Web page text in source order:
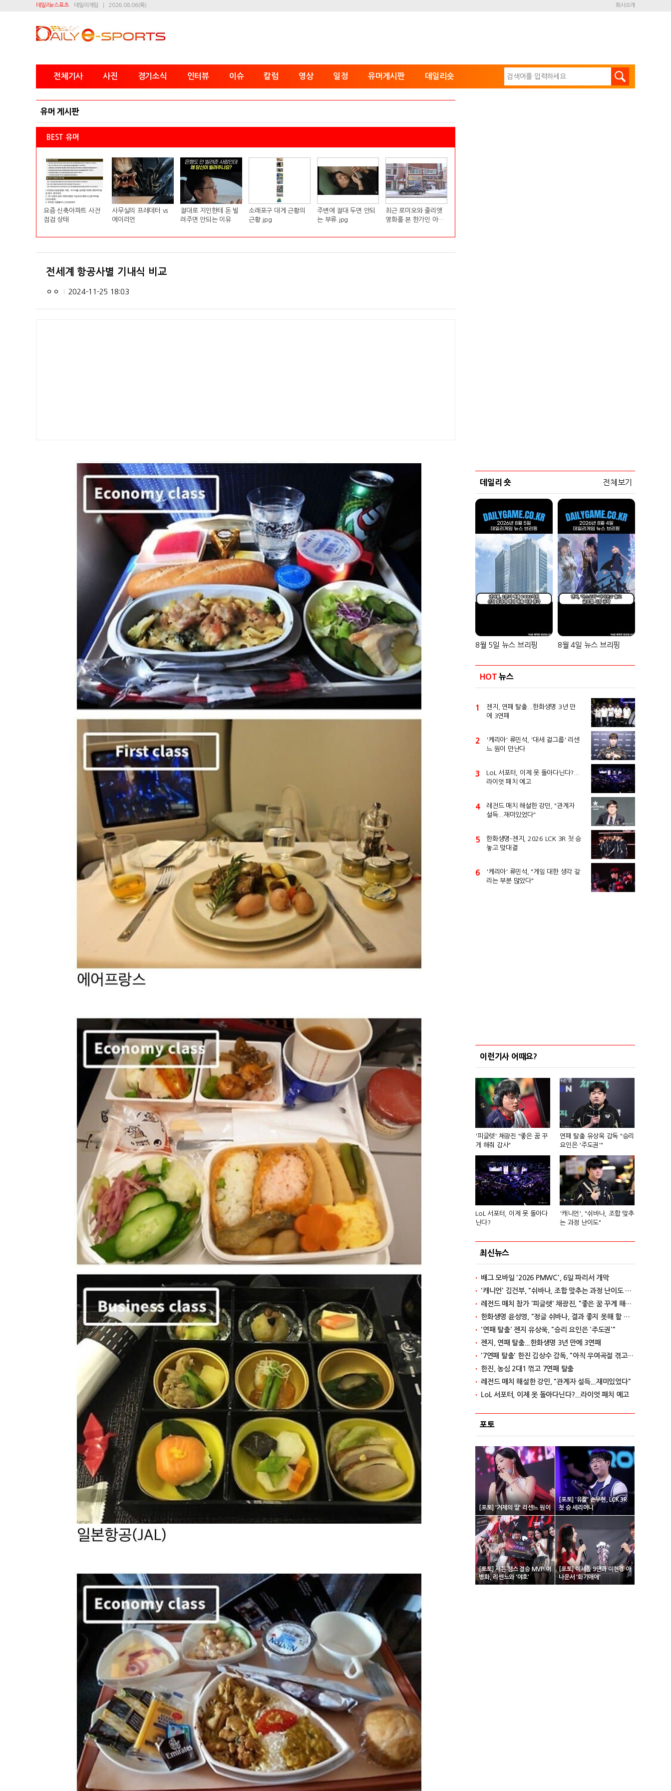
데일리e스포츠 데일리게임 2026.08.06(목) 회사소개
전체기사 사진 경기소식 인터뷰 이슈 칼럼 영상 일정 유머게시판 데일리숏
유머 게시판
BEST 유머
요즘 신축아파트 사전
점검 상태
사무실의 프레데터 vs
에이리언
절대로 지인한테 돈 빌
려주면 안되는 이유
소래포구 대게 근황의
근황.jpg
주변에 절대 두면 안되
는 부류.jpg
최근 로미오와 줄리엣
영화를 본 한가인 아들
전세계 항공사별 기내식 비교
ㅇㅇ 2024-11-25 18:03
데일리 숏 전체보기
8월 5일 뉴스 브리핑 8월 4일 뉴스 브리핑
HOT 뉴스
1
젠지, 연패 탈출...한화생명 3년 만
에 3연패
2
'케리아' 류민석, '대세 걸그룹' 리센
느 원이 만난다
3
LoL 서포터, 이제 못 돌아다닌다?...
라이엇 패치 예고
4
레전드 매치 해설한 강민, "관계자
설득...재미있었다"
5
한화생명-젠지, 2026 LCK 3R 첫 승
놓고 맞대결
6
'케리아' 류민석, "게임 대한 생각 갈
리는 부분 많았다"
이런기사 어때요?
'피글렛' 채광진 "좋은 꿈 꾸
게 해줘 감사"
연패 탈출 유상욱 감독 "승리
요인은 '주도권'"
LoL 서포터, 이제 못 돌아다
닌다?
'캐니언', "쉬바나, 조합 맞추
는 과정 난이도"
최신뉴스
배그 모바일 '2026 PMWC', 6일 파리서 개막
'캐니언' 김건부, "쉬바나, 조합 맞추는 과정 난이도 있어"
레전드 매치 참가 '피글렛' 채광진, "좋은 꿈 꾸게 해줘 감사"
한화생명 윤성영, "정글 쉬바나, 결과 좋지 못해 할 말 없어"
'연패 탈출' 젠지 유상욱, "승리 요인은 '주도권'"
젠지, 연패 탈출...한화생명 3년 만에 3연패
'7연패 탈출' 한진 김상수 감독, "아직 우여곡절 겪고 있다"
한진, 농심 2대1 꺾고 7연패 탈출
레전드 매치 해설한 강민, "관계자 설득...재미있었다"
LoL 서포터, 이제 못 돌아다닌다?...라이엇 패치 예고
포토
[포토] '거제의 딸' 리센느 원이
[포토] '유칼' 손우현, LCK 3R
첫 승 세리머니
[포토] 서든 챔스 결승 MVP 이
병화, 리센느와 '야호'
[포토] 이세돌 9단과 이현경 아
나운서 '화기애애'